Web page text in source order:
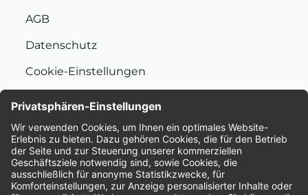
AGB
Datenschutz
Cookie-Einstellungen
Bewertungen